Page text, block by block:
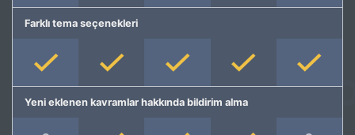
Farklı tema seçenekleri
Yeni eklenen kavramlar hakkında bildirim alma